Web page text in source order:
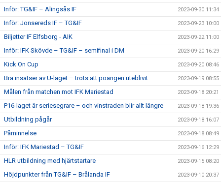
Inför: TG&IF – Alingsås IF 2023-09-30 11:34
Inför: Jonsereds IF – TG&IF 2023-09-23 10:00
Biljetter IF Elfsborg - AIK 2023-09-22 11:00
Inför: IFK Skövde – TG&IF – semifinal i DM 2023-09-20 16:29
Kick On Cup 2023-09-20 08:46
Bra insatser av U-laget – trots att poängen uteblivit 2023-09-19 08:55
Målen från matchen mot IFK Mariestad 2023-09-18 20:21
P16-laget är seriesegrare – och vinstraden blir allt längre 2023-09-18 19:36
Utbildning pågår 2023-09-18 16:07
Påminnelse 2023-09-18 08:49
Inför: IFK Mariestad – TG&IF 2023-09-16 12:29
HLR utbildning med hjärtstartare 2023-09-15 08:20
Höjdpunkter från TG&IF – Brålanda IF 2023-09-10 20:37